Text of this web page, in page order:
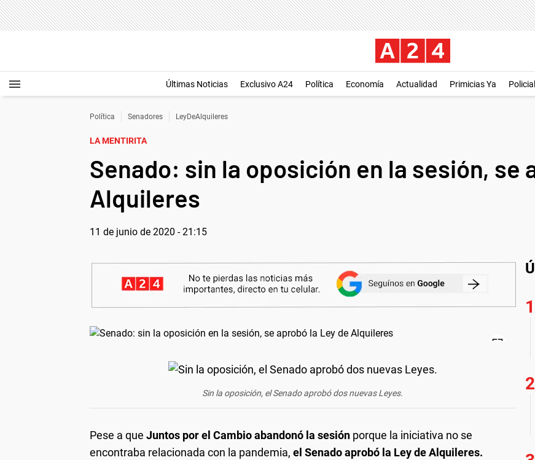
Últimas Noticias Exclusivo A24 Política Economía Actualidad Primicias Ya
Política Senadores LeyDeAlquileres
LA MENTIRITA
Senado: sin la oposición en la sesión, se
Alquileres
11 de junio de 2020 - 21:15
Sin la oposición, el Senado aprobó dos nuevas Leyes.
Pese a que Juntos por el Cambio abandonó la sesión porque la iniciativa no se
encontraba relacionada con la pandemia, el Senado aprobó la Ley de Alquileres.